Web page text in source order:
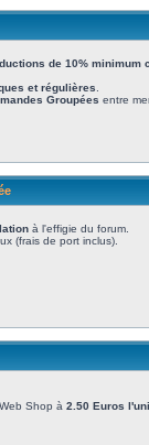
de 10% minimum
et régulières
Groupées entre
à l'effigie du forum.
(frais de port inclus).
Shop à 2.50 Euros